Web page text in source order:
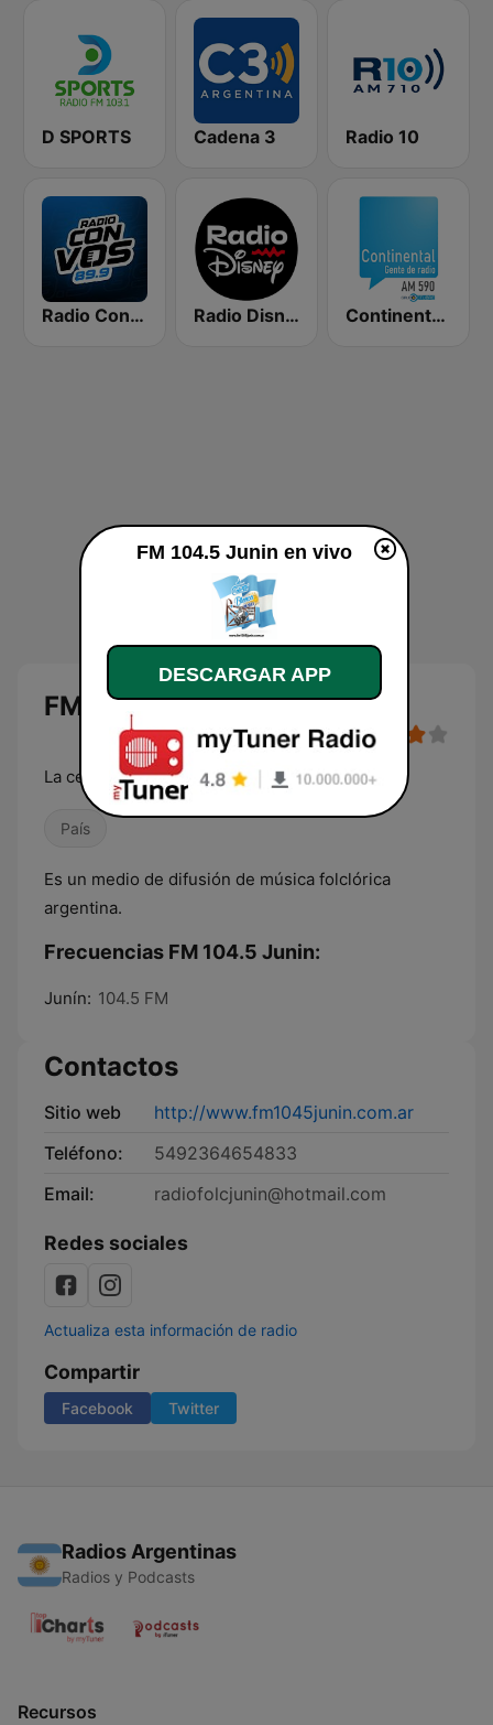
D SPORTS Cadena 3 Radio 10
Radio Con Vos 89.9 Radio Disney Latinoamérica Continental 590 AM
FM 104.5 Junin en vivo
La celeste y blanca
País
Es un medio de difusión de música folclórica
argentina.
Frecuencias FM 104.5 Junin:
Junín: 104.5 FM
Contactos
Sitio web
http://www.fm1045junin.com.ar
Teléfono:
5492364654833
Email:
radiofolcjunin@hotmail.com
Redes sociales
Actualiza esta información de radio
Compartir
Facebook Twitter
Radios Argentinas
Radios y Podcasts
Recursos
FM 104.5 Junin en vivo
DESCARGAR APP